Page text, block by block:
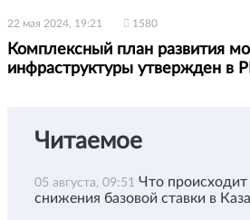
22 мая 2024, 19:21 1580
Комплексный план развития
инфраструктуры утвержден в
Читаемое
05 августа, 09:51 Что
снижения базовой ставки в